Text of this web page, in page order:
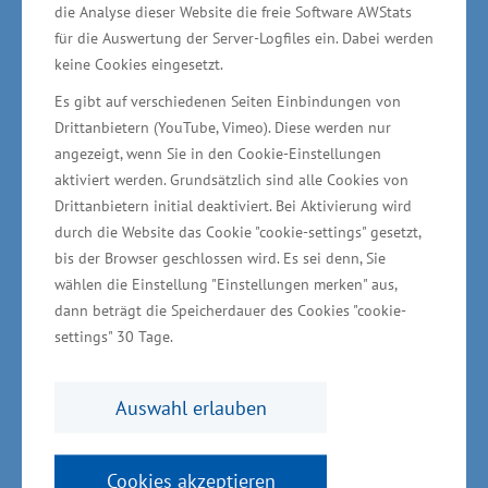
die Analyse dieser Website die freie Software AWStats
für die Auswertung der Server-Logfiles ein. Dabei werden
keine Cookies eingesetzt.
Es gibt auf verschiedenen Seiten Einbindungen von
Drittanbietern (YouTube, Vimeo). Diese werden nur
angezeigt, wenn Sie in den Cookie-Einstellungen
aktiviert werden. Grundsätzlich sind alle Cookies von
Drittanbietern initial deaktiviert. Bei Aktivierung wird
durch die Website das Cookie "cookie-settings" gesetzt,
bis der Browser geschlossen wird. Es sei denn, Sie
wählen die Einstellung "Einstellungen merken" aus,
dann beträgt die Speicherdauer des Cookies "cookie-
settings" 30 Tage.
Auswahl erlauben
Cookies akzeptieren
für Wirtschaft, Bau und Tourismus Harry Glawe.
Investitionen in neue Märkte
Für den Betrieb ist der Kauf eines CNC-
gesteuerten Bearbeitungszentrums zum Fräsen
und Bohren von einzelnen Werkstücken sowie
eine automatische Plattenaufteilsäge zum
ausrissfreien und maßgenauen Aufteilen von
beschichteten und unbeschichteten Platten
geplant. Ziel der Erweiterung ist nach
bestehenden Marktanteil der überwiegend
weiter auszudehnen.